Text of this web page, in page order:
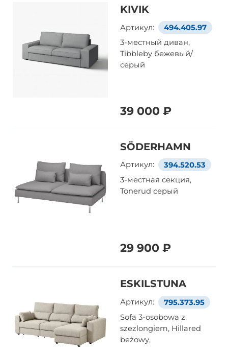
KIVIK
Артикул:
494.405.97
3-местный диван,
Tibbleby бежевый/
серый
39 000 ₽
SÖDERHAMN
Артикул:
394.520.53
3-местная секция,
Tonerud серый
29 900 ₽
ESKILSTUNA
Артикул:
795.373.95
Sofa 3-osobowa z
szezlongiem, Hillared
beżowy,